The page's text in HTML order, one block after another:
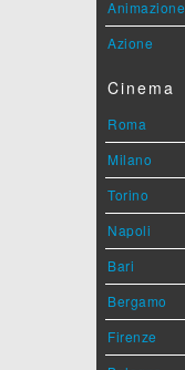
Animazione
Azione
Cinema
Roma
Milano
Torino
Napoli
Bari
Bergamo
Firenze